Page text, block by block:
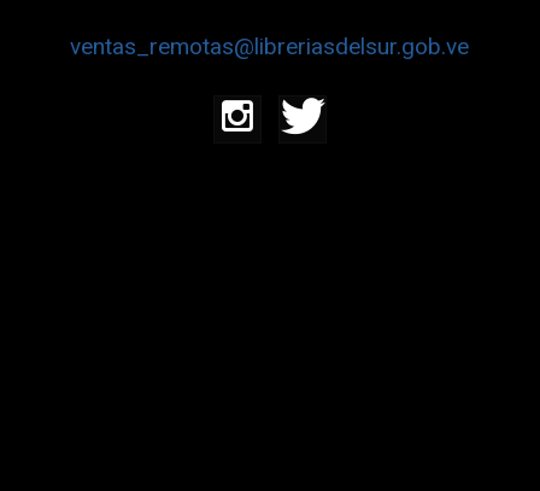
ventas_remotas@libreriasdelsur.gob.ve